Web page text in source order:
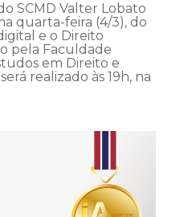
SCMD Valter Lobato
quarta-feira (4/3), do
e o Direito
pela Faculdade
em Direito e
realizado às 19h, na